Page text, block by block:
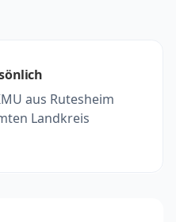
aus Rutesheim
Landkreis